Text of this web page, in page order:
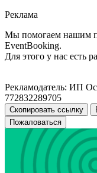
Реклама
Мы помогаем нашим
EventBooking.
Для этого у нас есть
Рекламодатель: ИП
772832289705
Скопировать ссылку
Пожаловаться